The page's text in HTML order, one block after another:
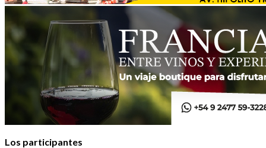
Los participantes